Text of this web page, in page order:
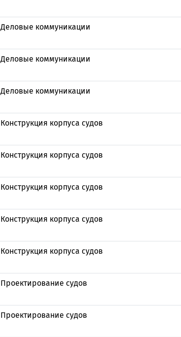
Деловые коммуникации
Деловые коммуникации
Деловые коммуникации
Конструкция корпуса судов
Конструкция корпуса судов
Конструкция корпуса судов
Конструкция корпуса судов
Конструкция корпуса судов
Проектирование судов
Проектирование судов